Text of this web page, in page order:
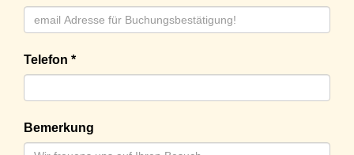
Telefon *
Bemerkung